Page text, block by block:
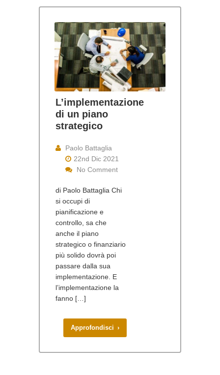
L’implementazione
di un piano
strategico
Paolo Battaglia
22nd Dic 2021
No Comment
di Paolo Battaglia Chi
si occupi di
pianificazione e
controllo, sa che
anche il piano
strategico o finanziario
più solido dovrà poi
passare dalla sua
implementazione. E
l’implementazione la
fanno […]
Approfondisci ›